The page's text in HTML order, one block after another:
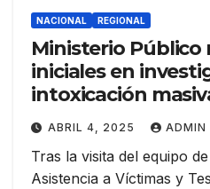
NACIONAL REGIONAL
Ministerio Público
iniciales en
intoxicación
seguimiento
ABRIL 4, 2025 ADMIN
Tras la visita del equipo
Asistencia a Víctimas y